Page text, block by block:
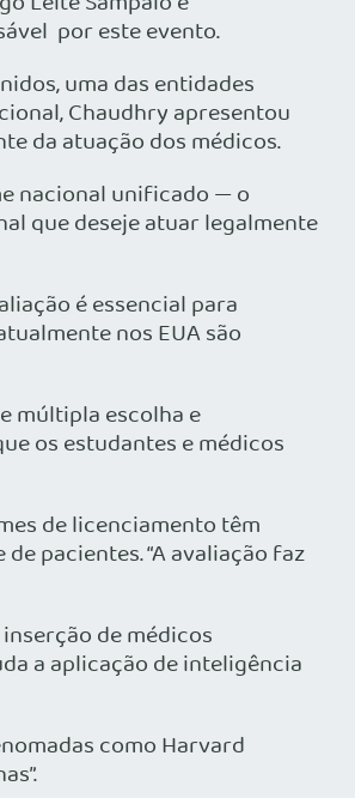
por este evento.
uma das entidades
Chaudhry apresentou
da atuação dos médicos.
nacional unificado — o
que deseje atuar legalmente
é essencial para
nos EUA são
múltipla escolha e
os estudantes e médicos
de licenciamento têm
pacientes. “A avaliação faz
de médicos
a aplicação de inteligência
como Harvard